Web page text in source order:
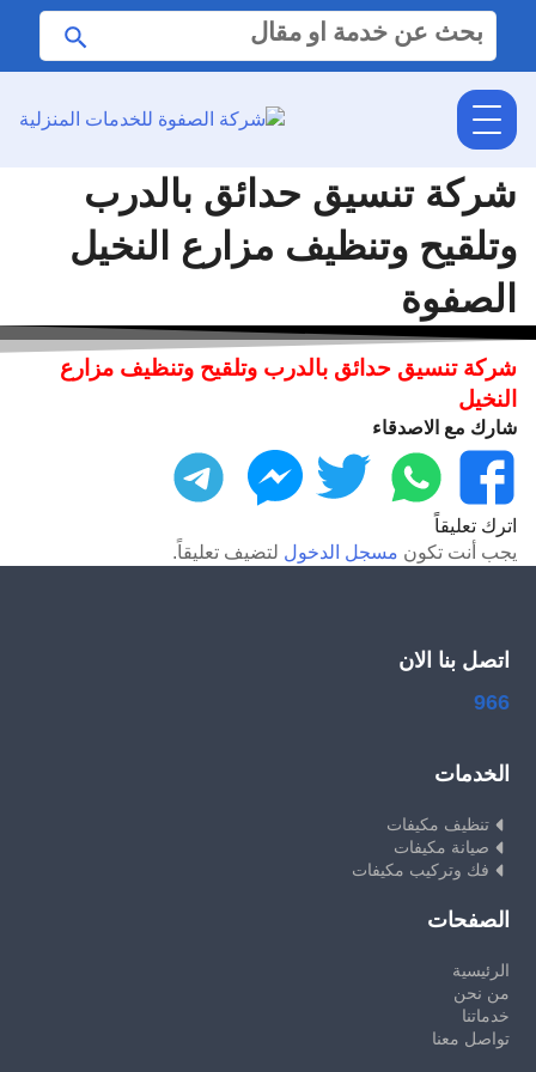
البحث
عن:
شركة تنسيق حدائق بالدرب
وتلقيح وتنظيف مزارع النخيل
الصفوة
شركة تنسيق حدائق بالدرب وتلقيح وتنظيف مزارع
النخيل
شارك مع الاصدقاء
فيسبوك
واتساب تويتر ماسنجر
اترك تعليقاً
يجب أنت تكون مسجل الدخول لتضيف تعليقاً.
اتصل بنا الان
966
الخدمات
تنظيف مكيفات
صيانة مكيفات
فك وتركيب مكيفات
الصفحات
الرئيسية
من نحن
خدماتنا
تواصل معنا